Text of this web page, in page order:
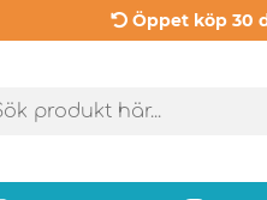
Öppet köp 30